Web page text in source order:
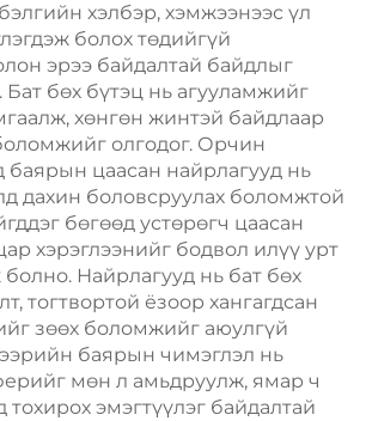
хэлбэр, хэмжээнээс үл
болох төдийгүй
эрээ байдалтай байдлыг
Бат бөх бүтэц нь агууламжийг
хөнгөн жинтэй байдлаар
олгодог. Орчин
баярын цаасан найрлагууд нь
дахин боловсруулах боломжтой
бөгөөд устөрөгч цаасан
хэрэглээнийг бодвол илүү урт
болно. Найрлагууд нь бат бөх
тогтвортой ёзоор хангагдсан
зөөх боломжийг аюулгүй
баярын чимэглэл нь
мөн л амьдруулж, ямар ч
эмэгтүүлэг байдалтай